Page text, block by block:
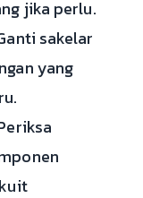
jika perlu.
sakelar
yang